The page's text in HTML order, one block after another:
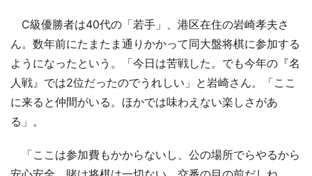
C級優勝者は40代の「若手」、港区在住の岩崎孝夫さ
ん。数年前にたまたま通りかかって同大盤将棋に参加する
ようになったという。「今日は苦戦した。でも今年の『名
人戦』では2位だったのでうれしい」と岩崎さん。「ここ
に来ると仲間がいる。ほかでは味わえない楽しさがあ
る」。
「ここは参加費もかからないし、公の場所でらやるから